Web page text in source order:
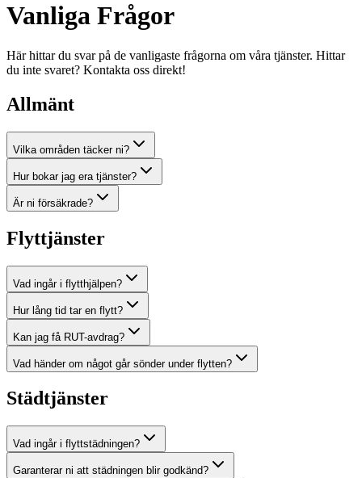
Vanliga Frågor
Här hittar du svar på de vanligaste frågorna om våra tjänster. Hittar
du inte svaret? Kontakta oss direkt!
Allmänt
Vilka områden täcker ni?
Hur bokar jag era tjänster?
Är ni försäkrade?
Flyttjänster
Vad ingår i flytthjälpen?
Hur lång tid tar en flytt?
Kan jag få RUT-avdrag?
Vad händer om något går sönder under flytten?
Städtjänster
Vad ingår i flyttstädningen?
Garanterar ni att städningen blir godkänd?